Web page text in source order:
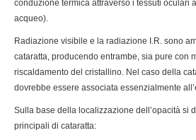
conduzione termica attraverso i tessuti oculari
acqueo).
Radiazione visibile e la radiazione I.R. sono
cataratta, producendo entrambe, sia pure con
riscaldamento del cristallino. Nel caso della
dovrebbe essere associata essenzialmente
Sulla base della localizzazione dell’opacità si
principali di cataratta: